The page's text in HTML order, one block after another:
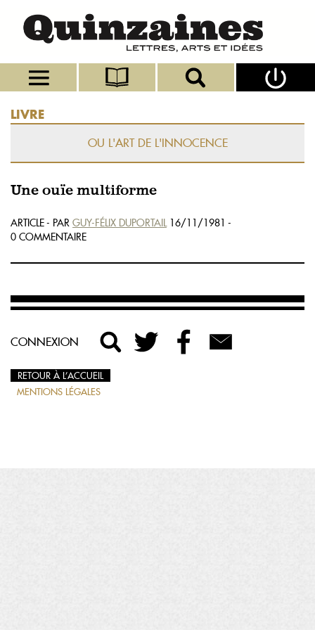
LIVRE
OU L'ART DE L'INNOCENCE
Une ouïe multiforme
ARTICLE - PAR GUY-FÉLIX DUPORTAIL16/11/1981 -
0 COMMENTAIRE
CONNEXION
RETOUR À L’ACCUEIL
MENTIONS LÉGALES